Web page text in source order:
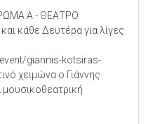
giannis-kotsiras-
μουσικοθεατρική